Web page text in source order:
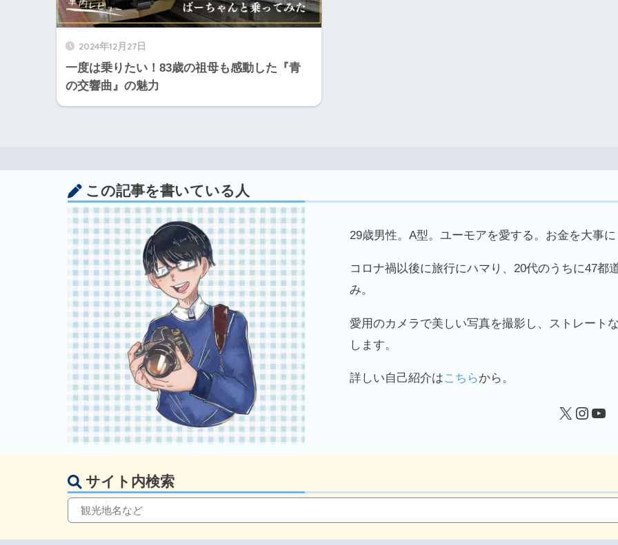
2024年12月27日
一度は乗りたい！83歳の祖母も感動した『青
の交響曲』の魅力
この記事を書いている人
29歳男性。A型。ユーモアを愛する。お金を大事に
コロナ禍以後に旅行にハマり、20代のうちに47都
み。
愛用のカメラで美しい写真を撮影し、ストレート
します。
詳しい自己紹介はこちらから。
サイト内検索